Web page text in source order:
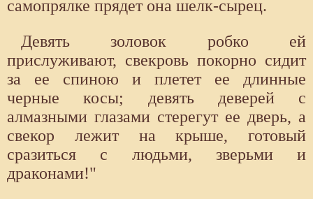
самопрялке прядет она шелк-сырец.
Девять золовок робко ей
прислуживают, свекровь покорно сидит
за ее спиною и плетет ее длинные
черные косы; девять деверей с
алмазными глазами стерегут ее дверь, а
свекор лежит на крыше, готовый
сразиться с людьми, зверьми и
драконами!"